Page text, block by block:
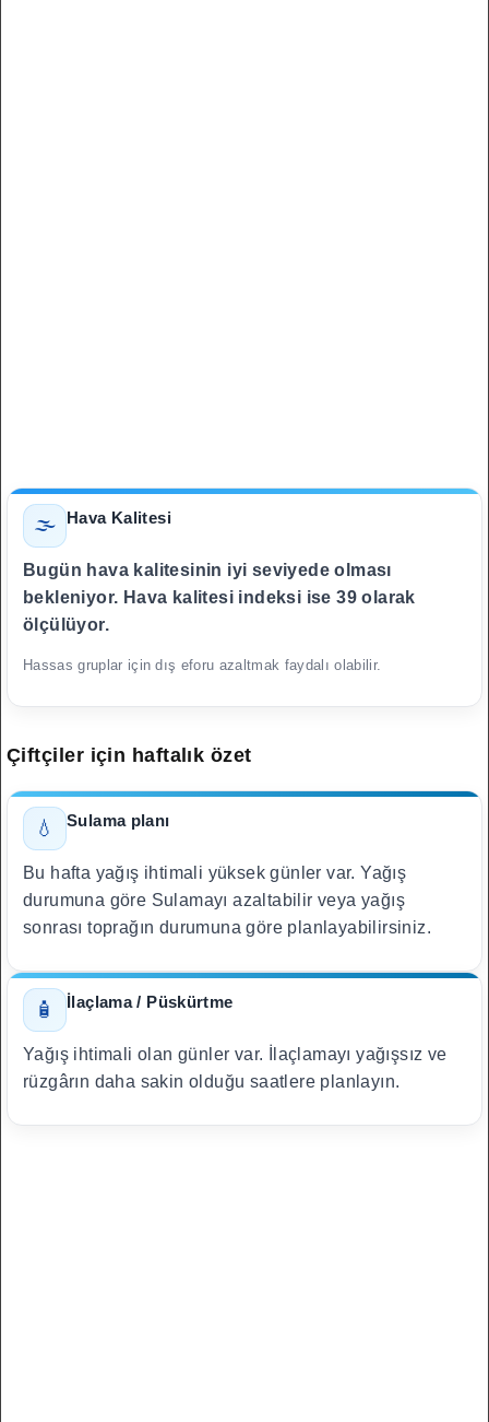
🌫️ Hava Kalitesi
Bugün hava kalitesinin iyi seviyede olması
bekleniyor. Hava kalitesi indeksi ise 39 olarak
ölçülüyor.
Hassas gruplar için dış eforu azaltmak faydalı olabilir.
Çiftçiler için haftalık özet
💧 Sulama planı
Bu hafta yağış ihtimali yüksek günler var. Yağış
durumuna göre Sulamayı azaltabilir veya yağış
sonrası toprağın durumuna göre planlayabilirsiniz.
🧴 İlaçlama / Püskürtme
Yağış ihtimali olan günler var. İlaçlamayı yağışsız ve
rüzgârın daha sakin olduğu saatlere planlayın.